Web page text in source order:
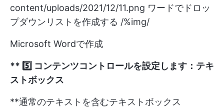
content/uploads/2021/12/11.png ワードでドロッ
プダウンリストを作成する /%img/
Microsoft Wordで作成
** 5️⃣ コンテンツコントロールを設定します：テキ
ストボックス
**通常のテキストを含むテキストボックス